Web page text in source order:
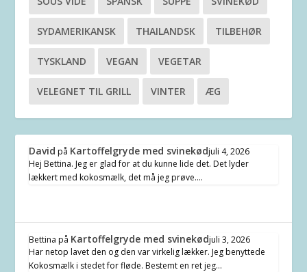
SYDAMERIKANSK THAILANDSK TILBEHØR
TYSKLAND VEGAN VEGETAR
VELEGNET TIL GRILL VINTER ÆG
David på Kartoffelgryde med svinekødjuli 4, 2026
Hej Bettina. Jeg er glad for at du kunne lide det. Det lyder
lækkert med kokosmælk, det må jeg prøve.…
Bettina på Kartoffelgryde med svinekødjuli 3, 2026
Har netop lavet den og den var virkelig lækker. Jeg benyttede
Kokosmælk i stedet for fløde. Bestemt en ret jeg…